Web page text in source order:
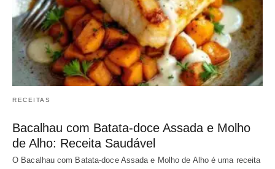
RECEITAS
Bacalhau com Batata-doce Assada e Molho
de Alho: Receita Saudável
O Bacalhau com Batata-doce Assada e Molho de Alho é uma receita